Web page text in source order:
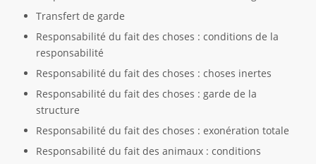
Transfert de garde
Responsabilité du fait des choses : conditions de la
responsabilité
Responsabilité du fait des choses : choses inertes
Responsabilité du fait des choses : garde de la
structure
Responsabilité du fait des choses : exonération totale
Responsabilité du fait des animaux : conditions